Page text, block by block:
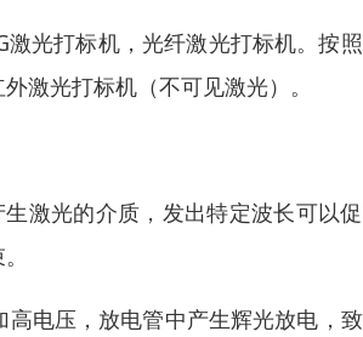
光打标机，光纤激光打标机。按
激光打标机（不可见激光）。
激光的介质，发出特定波长可以
电压，放电管中产生辉光放电，